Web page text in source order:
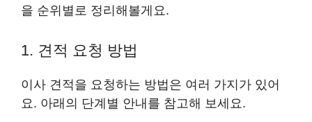
을 순위별로 정리해볼게요.
1. 견적 요청 방법
이사 견적을 요청하는 방법은 여러 가지가 있어
요. 아래의 단계별 안내를 참고해 보세요.